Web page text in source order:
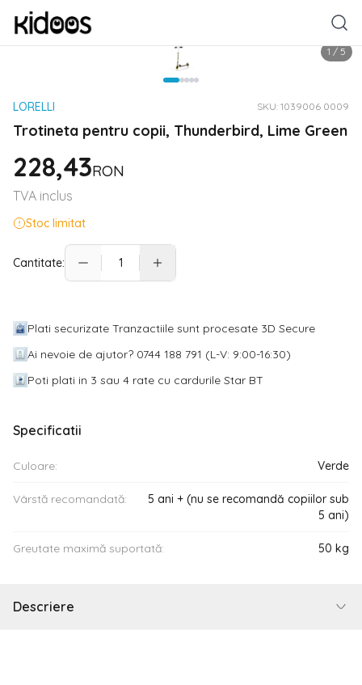
1 / 5
LORELLI SKU: 1039006 0009
Trotineta pentru copii, Thunderbird, Lime Green
228,43RON
TVA inclus
Stoc limitat
Cantitate:
Plati securizate Tranzactiile sunt procesate 3D Secure
Ai nevoie de ajutor? 0744 188 791 (L-V: 9:00-16:30)
Poti plati in 3 sau 4 rate cu cardurile Star BT
Specificatii
Culoare: Verde
Vârstă recomandată:
5 ani + (nu se recomandă copiilor sub
5 ani)
Greutate maximă suportată: 50 kg
Descriere